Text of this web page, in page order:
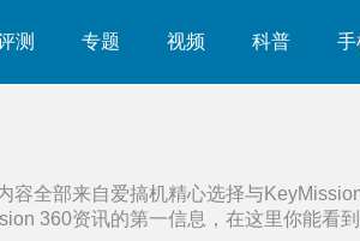
测 专题 视频 科普 手
容全部来自爱搞机精心选择与
360资讯的第一信息，在这里你能看到